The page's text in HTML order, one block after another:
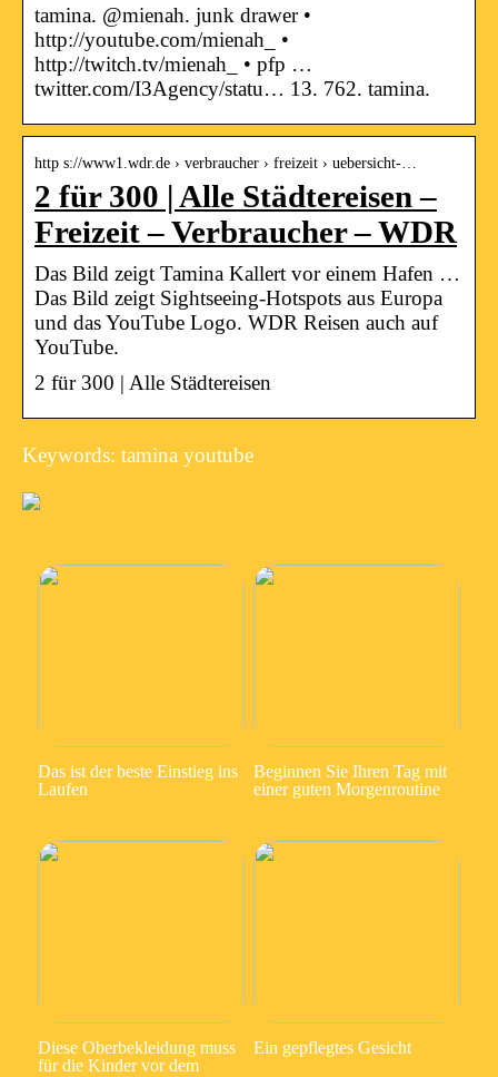
tamina. @mienah. junk drawer •
http://youtube.com/mienah_ •
http://twitch.tv/mienah_ • pfp …
twitter.com/I3Agency/statu… 13. 762. tamina.
http s://www1.wdr.de › verbraucher › freizeit › uebersicht-…
2 für 300 | Alle Städtereisen –
Freizeit – Verbraucher – WDR
Das Bild zeigt Tamina Kallert vor einem Hafen …
Das Bild zeigt Sightseeing-Hotspots aus Europa
und das YouTube Logo. WDR Reisen auch auf
YouTube.
2 für 300 | Alle Städtereisen
Keywords: tamina youtube
Das ist der beste Einstieg ins
Laufen
Beginnen Sie Ihren Tag mit
einer guten Morgenroutine
Diese Oberbekleidung muss
für die Kinder vor dem
Ein gepflegtes Gesicht